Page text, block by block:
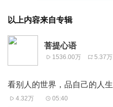
以上内容来自专辑
菩提心语
1536.00万 5.37万
看别人的世界，品自己的人生
4.32万 05:40